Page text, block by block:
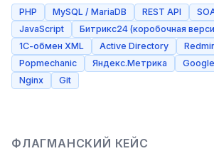
PHP MySQL / MariaDB REST API
JavaScript
Битрикс24 (коробочная
1С-обмен XML
Active Directory
Popmechanic
Яндекс.Метрика
Nginx
Git
ФЛАГМАНСКИЙ КЕЙС